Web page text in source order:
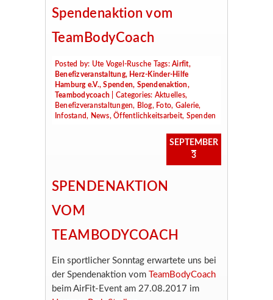
Spendenaktion vom
TeamBodyCoach
Posted by: Ute Vogel-Rusche Tags:Airfit,
Benefizveranstaltung, Herz-Kinder-Hilfe
Hamburg e.V.,Spenden, Spendenaktion,
Teambodycoach
| Categories: Aktuelles,
Benefizveranstaltungen, Blog, Foto, Galerie,
Infostand, News,Öffentlichkeitsarbeit, Spenden
SEPTEMBER
3
SPENDENAKTION
VOM
TEAMBODYCOACH
Ein sportlicher Sonntag erwartete uns bei
der Spendenaktion vom TeamBodyCoach
beim AirFit-Event am 27.08.2017 im